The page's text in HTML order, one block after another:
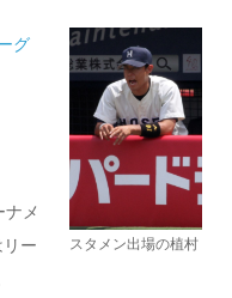
グ
ナメ
ー
スタメン出場の植村